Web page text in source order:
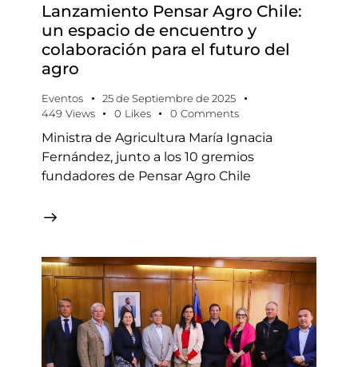
Lanzamiento Pensar Agro Chile:
un espacio de encuentro y
colaboración para el futuro del
agro
Eventos
25 de Septiembre de 2025
449 Views 0 Likes 0 Comments
Ministra de Agricultura María Ignacia
Fernández, junto a los 10 gremios
fundadores de Pensar Agro Chile